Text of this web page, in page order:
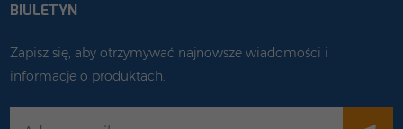
BIULETYN
Zapisz się, aby otrzymywać najnowsze wiadomości i
informacje o produktach.